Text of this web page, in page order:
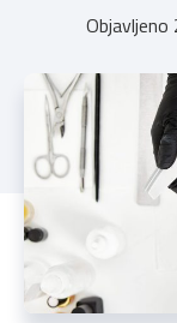
Objavljeno